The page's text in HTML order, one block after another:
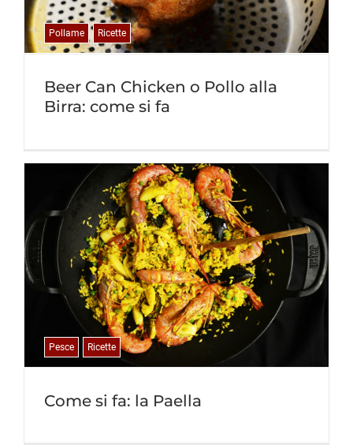
Beer Can Chicken o Pollo alla
Birra: come si fa
Pollame Ricette
Come si fa: la Paella
Pesce Ricette